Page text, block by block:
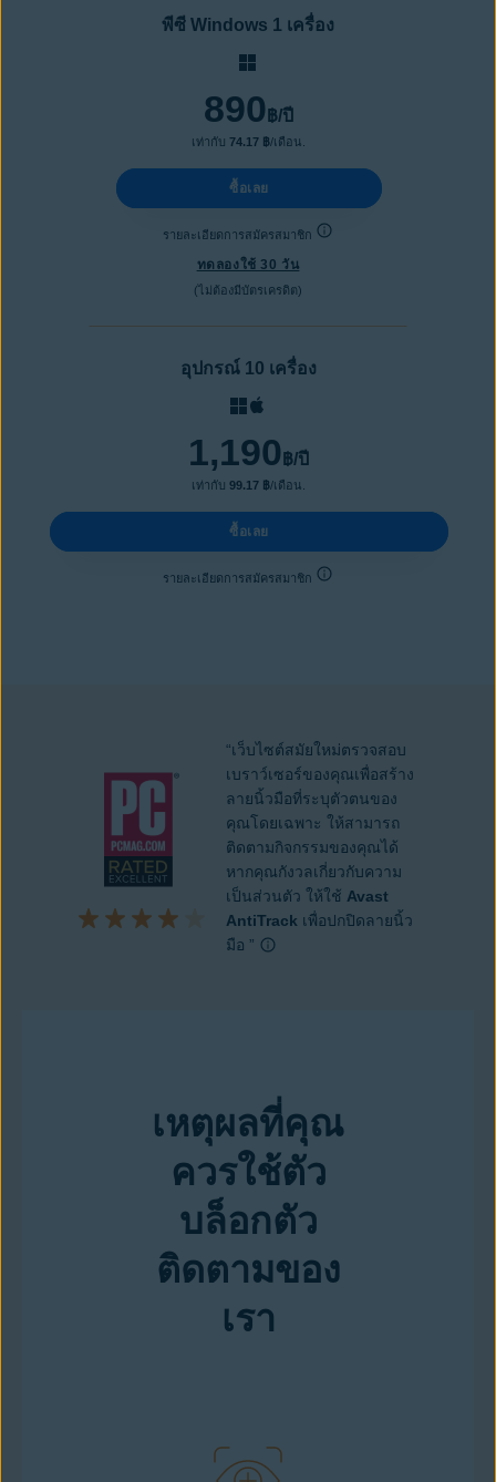
พีซี Windows 1 เครื่อง
890 ฿/ปี
เท่ากับ 74.17 ฿/เดือน.
ซื้อเลย
รายละเอียดการสมัครสมาชิก
ทดลองใช้ 30 วัน
(ไม่ต้องมีบัตรเครดิต)
อุปกรณ์ 10 เครื่อง
1,190 ฿/ปี
เท่ากับ 99.17 ฿/เดือน.
ซื้อเลย
รายละเอียดการสมัครสมาชิก
“เว็บไซต์สมัยใหม่ตรวจสอบ
เบราว์เซอร์ของคุณเพื่อสร้าง
ลายนิ้วมือที่ระบุตัวตนของ
คุณโดยเฉพาะ ให้สามารถ
ติดตามกิจกรรมของคุณได้
หากคุณกังวลเกี่ยวกับความ
เป็นส่วนตัว ให้ใช้ Avast
AntiTrack เพื่อปกปิดลายนิ้ว
มือ ”
เหตุผลที่คุณ
ควรใช้ตัว
บล็อกตัว
ติดตามของ
เรา